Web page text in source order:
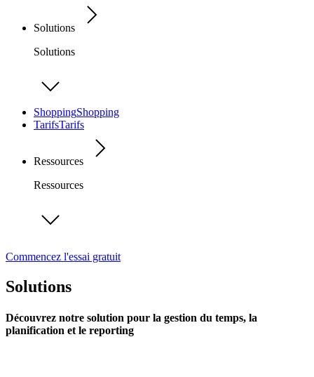
Solutions
Solutions
ShoppingShopping
TarifsTarifs
Ressources
Ressources
Commencez l'essai gratuit
Solutions
Découvrez notre solution pour la gestion du temps, la
planification et le reporting